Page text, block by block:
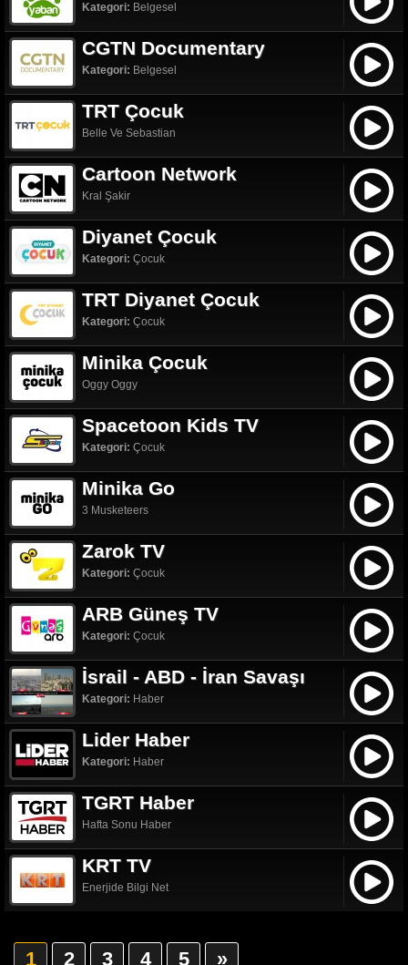
Kategori: Belgesel
CGTN Documentary
Kategori: Belgesel
TRT Çocuk
Belle Ve Sebastian
Cartoon Network
Kral Şakir
Diyanet Çocuk
Kategori: Çocuk
TRT Diyanet Çocuk
Kategori: Çocuk
Minika Çocuk
Oggy Oggy
Spacetoon Kids TV
Kategori: Çocuk
Minika Go
3 Musketeers
Zarok TV
Kategori: Çocuk
ARB Güneş TV
Kategori: Çocuk
İsrail - ABD - İran Savaşı
Kategori: Haber
Lider Haber
Kategori: Haber
TGRT Haber
Hafta Sonu Haber
KRT TV
Enerjide Bilgi Net
1 2 3 4 5 »